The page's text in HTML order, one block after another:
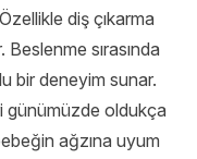
diş çıkarma
sırasında
bir deneyim sunar.
günümüzde oldukça
ağzına uyum